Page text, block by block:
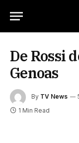
De Rossi
Genoas
By TV News
1 Min Read